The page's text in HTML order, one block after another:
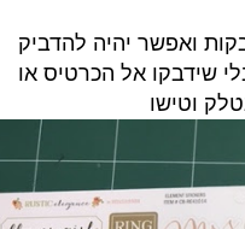
ואפשר יהיה להדביק
שידבקו אל הכרטיס או
וטישו